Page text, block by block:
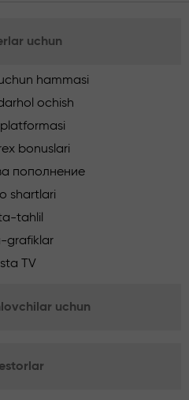
uchun
hammasi
ochish
bonuslari
пополнение
shartlari
tahlil
grafiklar
TV
uchun